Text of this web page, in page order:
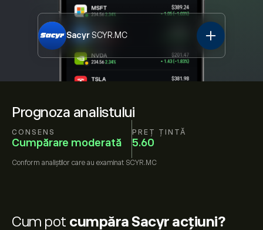
Prognoza analistului
CONSENS
Cumpărare moderată
PREȚ ȚINTĂ
5.60
Conform analiștilor care au examinat SCYR.MC
Sacyr SCYR.MC
Cum pot cumpăra Sacyr acțiuni?